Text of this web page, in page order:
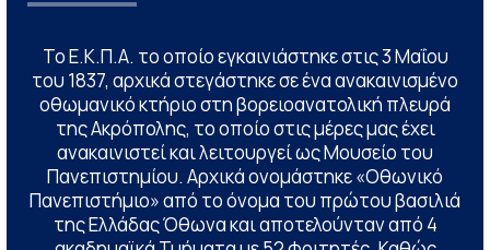
Το Ε.Κ.Π.Α. το οποίο εγκαινιάστηκε στις 3 Μαΐου
του 1837, αρχικά στεγάστηκε σε ένα ανακαινισμένο
οθωμανικό κτήριο στη βορειοανατολική πλευρά
της Ακρόπολης, το οποίο στις μέρες μας έχει
ανακαινιστεί και λειτουργεί ως Μουσείο του
Πανεπιστημίου. Αρχικά ονομάστηκε «Οθωνικό
Πανεπιστήμιο» από το όνομα του πρώτου βασιλιά
της Ελλάδας Όθωνα και αποτελούνταν από 4